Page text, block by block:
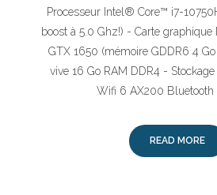
Processeur Intel® Core™ i7-
boost à 5.0 Ghz!) - Carte
GTX 1650 (mémoire GDDR6 4
vive 16 Go RAM DDR4 - Stockage
Wifi 6 AX200 Bluetooth
READ MORE